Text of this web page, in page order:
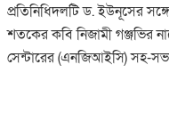
প্রতিনিধিদলটি ড. ইউনূসের
শতকের কবি নিজামী গঞ্জভির
সেন্টারের (এনজিআইসি) সহ-